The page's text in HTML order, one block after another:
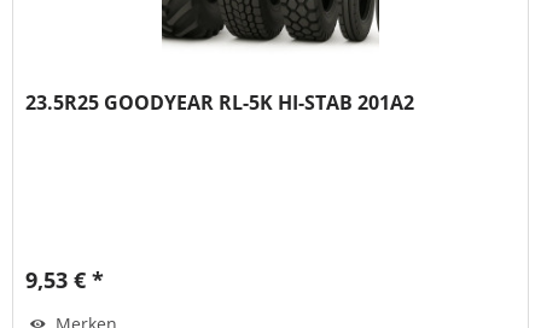
23.5R25 GOODYEAR RL-5K HI-STAB 201A2
9,53 € *